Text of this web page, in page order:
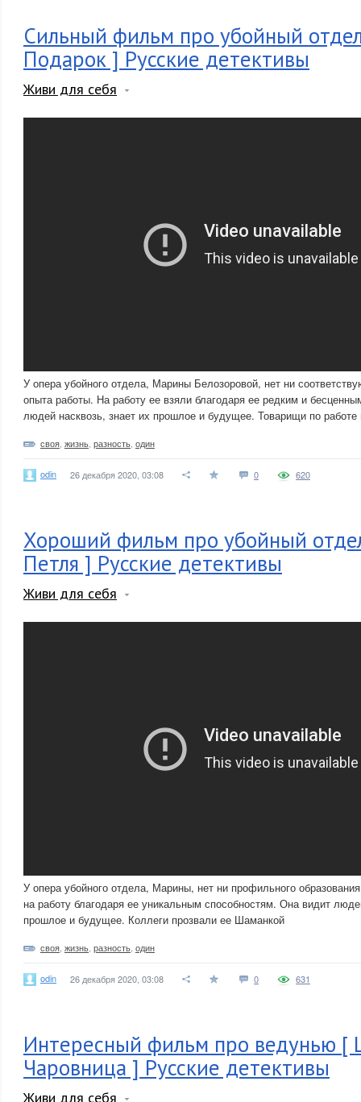
Сильный фильм про убойный
Подарок ] Русские детективы
Живи для себя
У опера убойного отдела, Марины Белозоровой, нет ни
опыта работы. На работу ее взяли благодаря ее редким и
людей насквозь, знает их прошлое и будущее. Товарищи по
своя жизнь разность один
odin 26 декабря 2020, 03:08 0 620
Хороший фильм про убойный
Петля ] Русские детективы
Живи для себя
У опера убойного отдела, Марины, нет ни профильного
на работу благодаря ее уникальным способностям. Она видит
прошлое и будущее. Коллеги прозвали ее Шаманкой
своя жизнь разность один
odin 26 декабря 2020, 03:08 0 631
Интересный фильм про ведунью [
Чаровница ] Русские детективы
Живи для себя